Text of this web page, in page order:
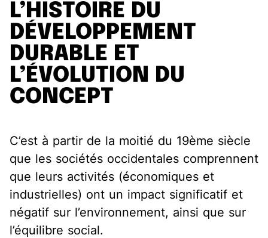
L’HISTOIRE DU
DÉVELOPPEMENT
DURABLE ET
L’ÉVOLUTION DU
CONCEPT
C’est à partir de la moitié du 19ème siècle
que les sociétés occidentales comprennent
que leurs activités (économiques et
industrielles) ont un impact significatif et
négatif sur l’environnement, ainsi que sur
l’équilibre social.